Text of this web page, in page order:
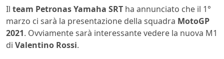
Il team Petronas Yamaha SRT ha annunciato che il 1°
marzo ci sarà la presentazione della squadra MotoGP
2021. Ovviamente sarà interessante vedere la nuova M1
di Valentino Rossi.